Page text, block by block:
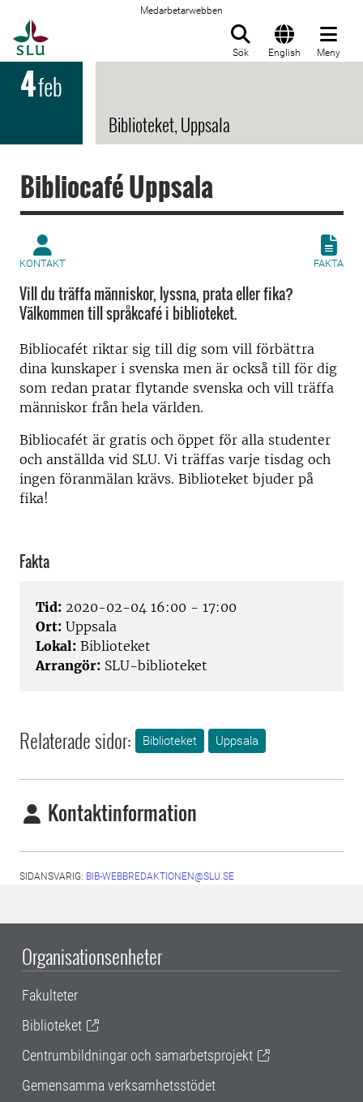
Medarbetarwebben
Sök English Meny
4feb
Biblioteket, Uppsala
Bibliocafé Uppsala
KONTAKT FAKTA
Vill du träffa människor, lyssna, prata eller fika?
Välkommen till språkcafé i biblioteket.
Bibliocafét riktar sig till dig som vill förbättra
dina kunskaper i svenska men är också till för dig
som redan pratar flytande svenska och vill träffa
människor från hela världen.
Bibliocafét är gratis och öppet för alla studenter
och anställda vid SLU. Vi träffas varje tisdag och
ingen föranmälan krävs. Biblioteket bjuder på
fika!
Fakta
Tid: 2020-02-04 16:00 - 17:00
Ort: Uppsala
Lokal: Biblioteket
Arrangör: SLU-biblioteket
Relaterade sidor: Biblioteket Uppsala
Kontaktinformation
SIDANSVARIG: BIB-WEBBREDAKTIONEN@SLU.SE
Organisationsenheter
Fakulteter
Biblioteket
Centrumbildningar och samarbetsprojekt
Gemensamma verksamhetsstödet